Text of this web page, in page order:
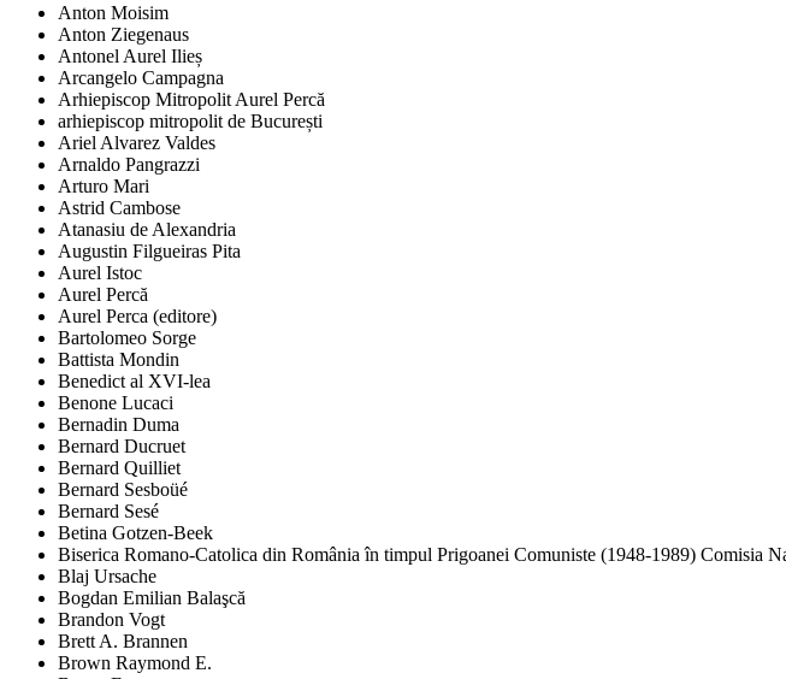
Anton Moisim
Anton Ziegenaus
Antonel Aurel Ilieș
Arcangelo Campagna
Arhiepiscop Mitropolit Aurel Percă
arhiepiscop mitropolit de București
Ariel Alvarez Valdes
Arnaldo Pangrazzi
Arturo Mari
Astrid Cambose
Atanasiu de Alexandria
Augustin Filgueiras Pita
Aurel Istoc
Aurel Percă
Aurel Perca (editore)
Bartolomeo Sorge
Battista Mondin
Benedict al XVI-lea
Benone Lucaci
Bernadin Duma
Bernard Ducruet
Bernard Quilliet
Bernard Sesboüé
Bernard Sesé
Betina Gotzen-Beek
Biserica Romano-Catolica din România în timpul Prigoanei Comuniste (1948-1989) Comisia
Blaj Ursache
Bogdan Emilian Balaşcă
Brandon Vogt
Brett A. Brannen
Brown Raymond E.